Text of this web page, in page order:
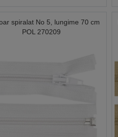
spiralat No 5, lungime 70 cm
POL 270209